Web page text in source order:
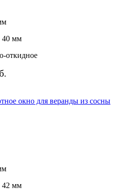
40 мм
откидное
окно для веранды из сосны
42 мм